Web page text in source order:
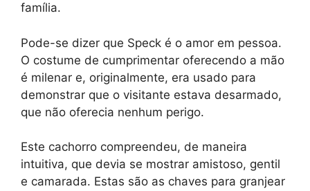
família.
Pode-se dizer que Speck é o amor em pessoa.
O costume de cumprimentar oferecendo a mão
é milenar e, originalmente, era usado para
demonstrar que o visitante estava desarmado,
que não oferecia nenhum perigo.
Este cachorro compreendeu, de maneira
intuitiva, que devia se mostrar amistoso, gentil
e camarada. Estas são as chaves para granjear